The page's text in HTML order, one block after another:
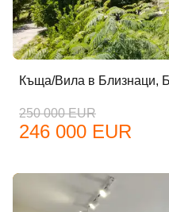
Парола
Забравена парола?
Къща/Вила в Близнаци,
250 000 EUR
246 000 EUR